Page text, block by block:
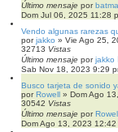
Último mensaje por
Dom Jul 06, 2025 11:28
Vendo algunas rarezas
porjakko » Vie Ago 25,
32713 Vistas
Último mensaje porjakko
Sab Nov 18, 2023 9:29
Busco tarjeta de sonido
porRowell » Dom Ago
30542 Vistas
Último mensaje por
Dom Ago 13, 2023 12:42